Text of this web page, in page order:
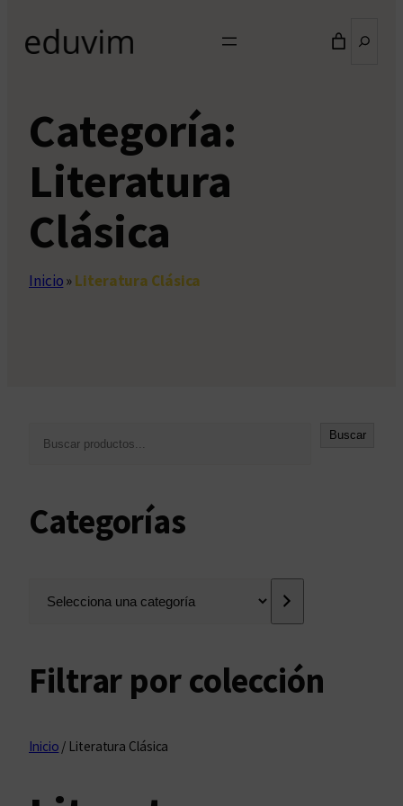
Categoría:
Literatura
Clásica
Inicio»Literatura Clásica
a
Buscar
Categorías
o
Filtrar por colección
Inicio / Literatura Clásica